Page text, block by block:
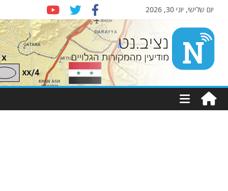
יום שלישי, יוני 30, 2026
Nziv.net
מודיעין
מהמקורות